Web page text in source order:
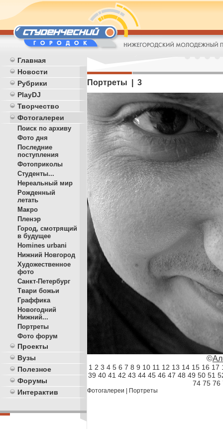
Главная
Новости
Рубрики
PlayDJ
Творчество
Фотогалереи
Поиск по архиву
Фото дня
Последние
поступления
Фотоприколы
Студенты...
Нереальный мир
Рожденный
летать
Макро
Пленэр
Город, смотрящий
в будущее
Homines urbani
Нижний Новгород
Художественное
фото
Санкт-Петербург
Твари божьи
Граффика
Новогодний
Нижний...
Портреты
Фото форум
Проекты
Вузы
Полезное
Форумы
Интерактив
Портреты | 3
©
1 2 3 4 5 6 7 8 9 10 11 12 13 14 15 16 17
39 40 41 42 43 44 45 46 47 48 49 50 51
74 75 76
Фотогалереи Портреты